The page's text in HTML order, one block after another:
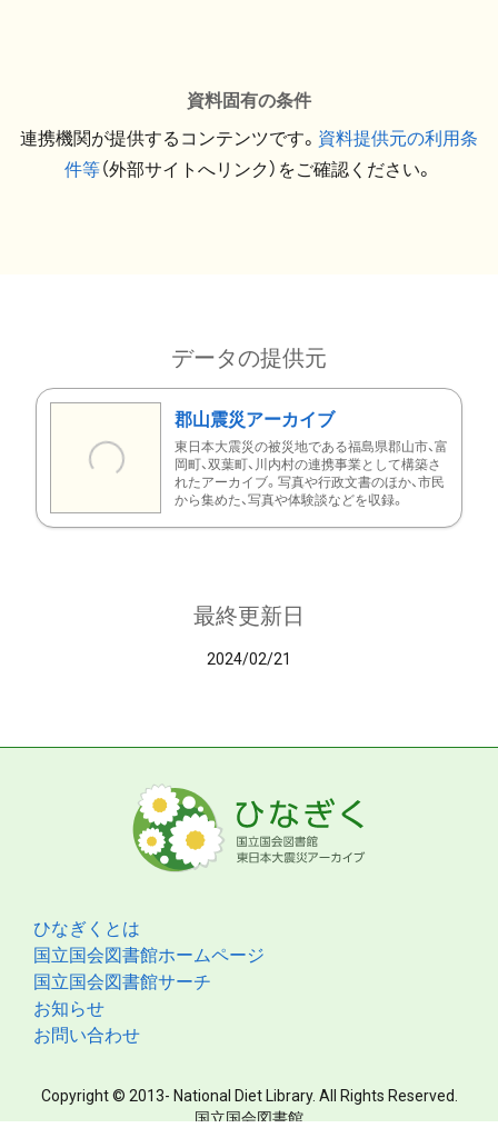
資料固有の条件
連携機関が提供するコンテンツです。 資料提供元の利用条
件等（外部サイトへリンク）をご確認ください。
データの提供元
郡山震災アーカイブ
東日本大震災の被災地である福島県郡山市、富
岡町、双葉町、川内村の連携事業として構築さ
れたアーカイブ。写真や行政文書のほか、市民
から集めた、写真や体験談などを収録。
最終更新日
2024/02/21
ひなぎくとは
国立国会図書館ホームページ
国立国会図書館サーチ
お知らせ
お問い合わせ
Copyright © 2013- National Diet Library. All Rights Reserved.